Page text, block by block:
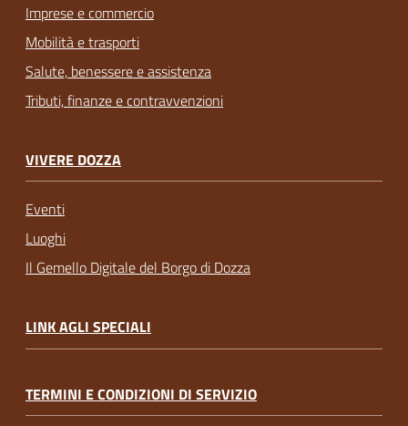
Imprese e commercio
Mobilità e trasporti
Salute, benessere e assistenza
Tributi, finanze e contravvenzioni
VIVERE DOZZA
Eventi
Luoghi
Il Gemello Digitale del Borgo di Dozza
LINK AGLI SPECIALI
TERMINI E CONDIZIONI DI SERVIZIO